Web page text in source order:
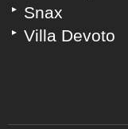
Snax
Villa Devoto